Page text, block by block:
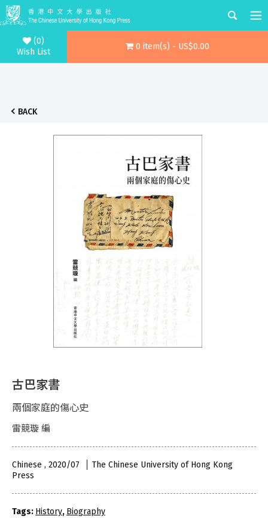
(0)
Wish List
0 item(s) - US$0.00
BACK
古巴家書
兩個家庭的傷心史
雷競璇 編
Chinese , 2020/07
The Chinese University of Hong Kong
Press
Tags: History, Biography